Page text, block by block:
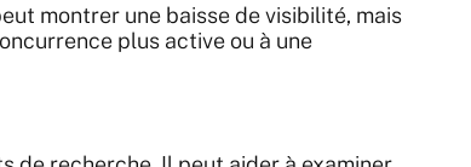
montrer une baisse de visibilité, mais
plus active ou à une